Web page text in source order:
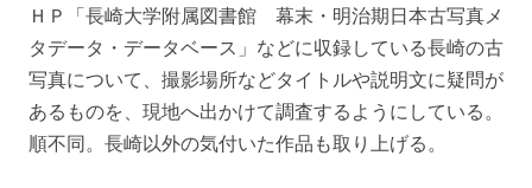
ＨＰ「長崎大学附属図書館 幕末・明治期日本古写真メ
タデータ・データベース」などに収録している長崎の古
写真について、撮影場所などタイトルや説明文に疑問が
あるものを、現地へ出かけて調査するようにしている。
順不同。長崎以外の気付いた作品も取り上げる。